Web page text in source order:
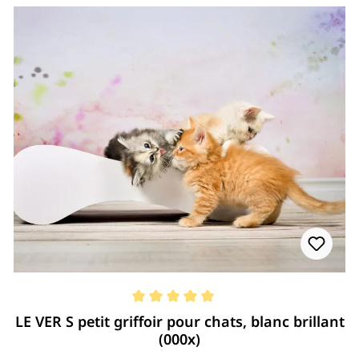
Note moyenne de 5 de 5 étoiles
LE VER S petit griffoir pour chats, blanc brillant
(000x)